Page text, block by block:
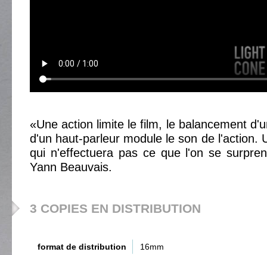
«Une action limite le film, le balancement
d'un haut-parleur module le son de l'action.
qui n'effectuera pas ce que l'on se
Yann Beauvais.
3 COPIES EN DISTRIBUTION
format de distribution
16mm